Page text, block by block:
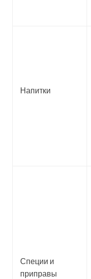
Напитки
Специи и
приправы